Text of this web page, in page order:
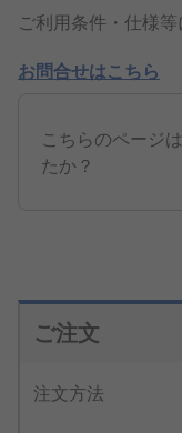
ご利用条件・仕様
お問合せはこちら
こちらのページ
たか？
ご注文
注文方法